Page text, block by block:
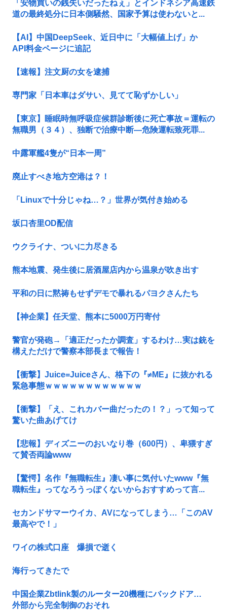
「安物買いの銭失いだったねぇ」とインドネシア高速鉄
道の最終処分に日本側騒然、国家予算は使わないと...
【AI】中国DeepSeek、近日中に「大幅値上げ」か
API料金ページに追記
【速報】注文厨の女を逮捕
専門家「日本車はダサい、見てて恥ずかしい」
【東京】睡眠時無呼吸症候群診断後に死亡事故＝運転の
無職男（３４）、独断で治療中断―危険運転致死罪...
中露軍艦4隻が“日本一周”
廃止すべき地方空港は？！
「Linuxで十分じゃね…？」世界が気付き始める
坂口杏里OD配信
ウクライナ、ついに力尽きる
熊本地震、発生後に居酒屋店内から温泉が吹き出す
平和の日に黙祷もせずデモで暴れるパヨクさんたち
【神企業】任天堂、熊本に5000万円寄付
警官が発砲→「適正だったか調査」するわけ…実は銃を
構えただけで警察本部長まで報告！
【衝撃】Juice=Juiceさん、格下の『≠ME』に抜かれる
緊急事態ｗｗｗｗｗｗｗｗｗｗｗｗ
【衝撃】「え、これカバー曲だったの！？」って知って
驚いた曲あげてけ
【悲報】ディズニーのおいなり巻（600円）、卑猥すぎ
て賛否両論www
【驚愕】名作『無職転生』凄い事に気付いたwww『無
職転生』ってなろうっぽくないからおすすめって言...
セカンドサマーウイカ、AVになってしまう…「このAV
最高やで！」
ワイの株式口座 爆損で逝く
海行ってきたで
中国企業Zbtlink製のルーター20機種にバックドア…
外部から完全制御のおそれ